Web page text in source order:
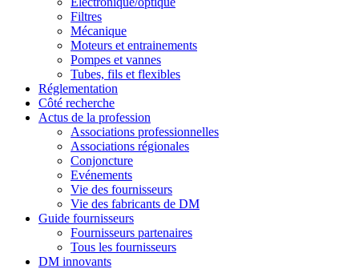
Filtres
Mécanique
Moteurs et entrainements
Pompes et vannes
Tubes, fils et flexibles
Réglementation
Côté recherche
Actus de la profession
Associations professionnelles
Associations régionales
Conjoncture
Evénements
Vie des fournisseurs
Vie des fabricants de DM
Guide fournisseurs
Fournisseurs partenaires
Tous les fournisseurs
DM innovants